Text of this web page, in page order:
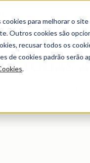
cookies para melhorar o
Outros cookies são
recusar todos os
de cookies padrão serão
.
Página principal dos
todas
como a sua